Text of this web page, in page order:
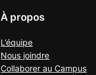
À propos
L’équipe
Nous joindre
Collaborer auCampus